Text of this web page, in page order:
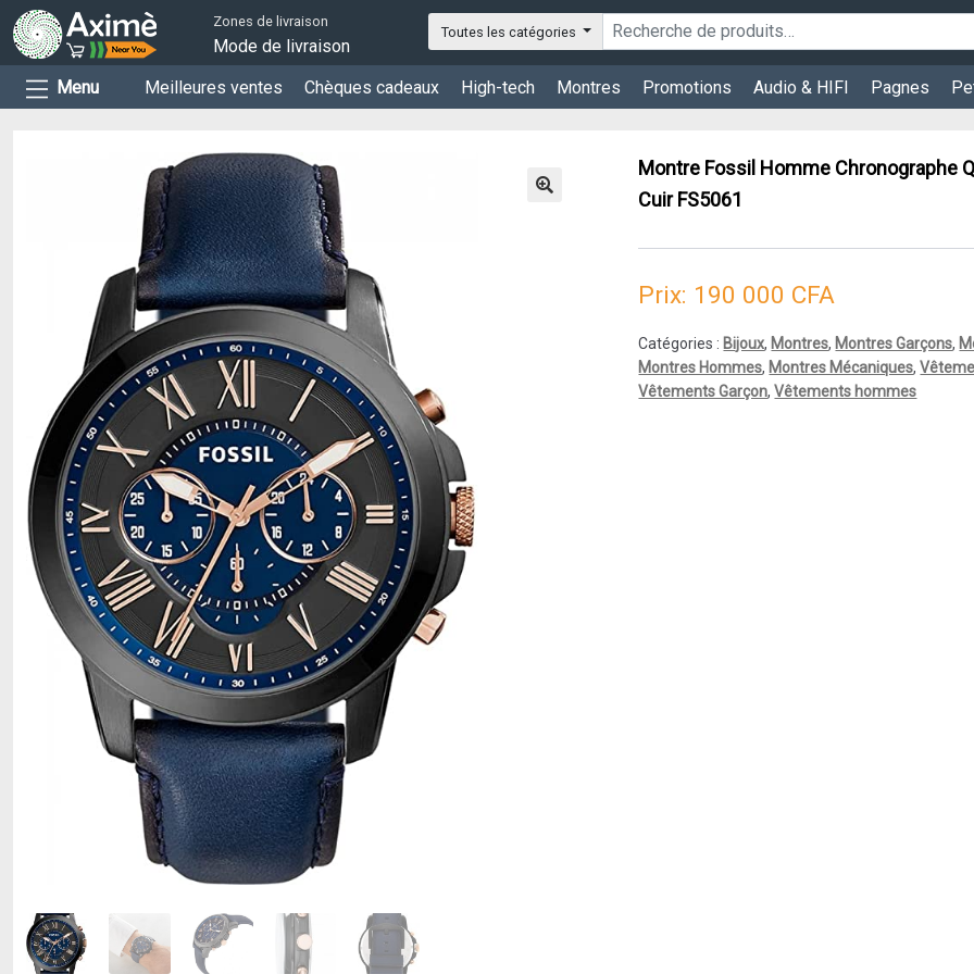
Zones de livraison
Mode de livraison
Toutes les catégories
Menu
Meilleures ventes Chèques cadeaux High-tech Montres Promotions Audio & HIFI Pagnes
Montre Fossil Homme Chronographe
Cuir FS5061
Prix: 190 000 CFA
Catégories : Bijoux, Montres, Montres Garçons,
Montres Hommes, Montres Mécaniques,
Vêtements Garçon,Vêtements hommes